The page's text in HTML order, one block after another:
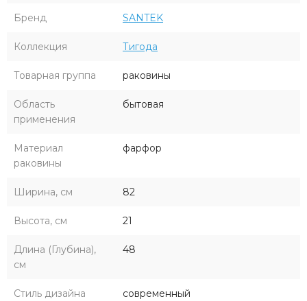
Бренд SANTEK
Коллекция Тигода
Товарная группа раковины
Область
применения
бытовая
Материал
раковины
фарфор
Ширина, см 82
Высота, см 21
Длина (Глубина),
см
48
Стиль дизайна современный